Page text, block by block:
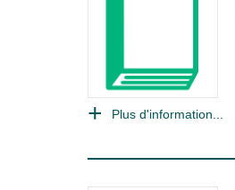
Plus d'information...